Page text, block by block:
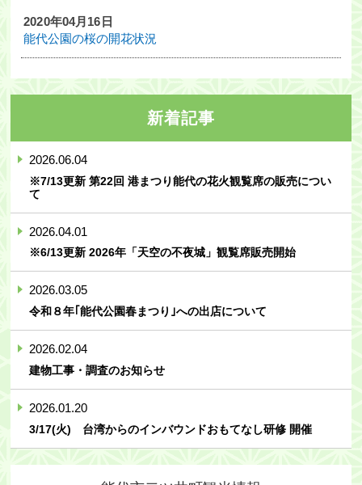
新着記事
2026.06.04
※7/13更新 第22回 港まつり能代の花火観覧席の販売につい
て
2026.04.01
※6/13更新 2026年「天空の不夜城」観覧席販売開始
2026.03.05
令和８年｢能代公園春まつり｣への出店について
2026.02.04
建物工事・調査のお知らせ
2026.01.20
3/17(火) 台湾からのインバウンドおもてなし研修 開催
2020年04月16日
能代公園の桜の開花状況